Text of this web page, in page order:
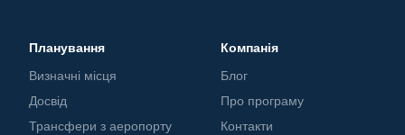
Планування
Визначні місця
Досвід
Трансфери з аеропорту
Компанія
Блог
Про програму
Контакти